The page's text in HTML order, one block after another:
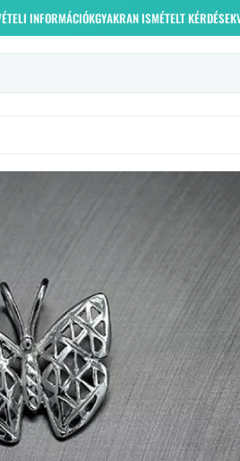
INFORMÁCIÓKGYAKRAN ISMÉTELT KÉRDÉSEK